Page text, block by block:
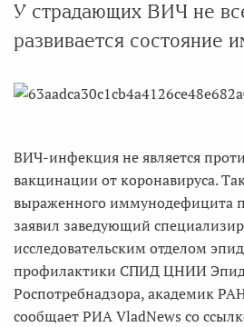
У страдающих ВИЧ не
развивается состояние
ВИЧ-инфекция не является
вакцинации от коронавируса.
выраженного иммунодефицита
заявил заведующий
исследовательским отделом
профилактики СПИД ЦНИИ
Роспотребнадзора, академик
сообщает РИА VladNews со